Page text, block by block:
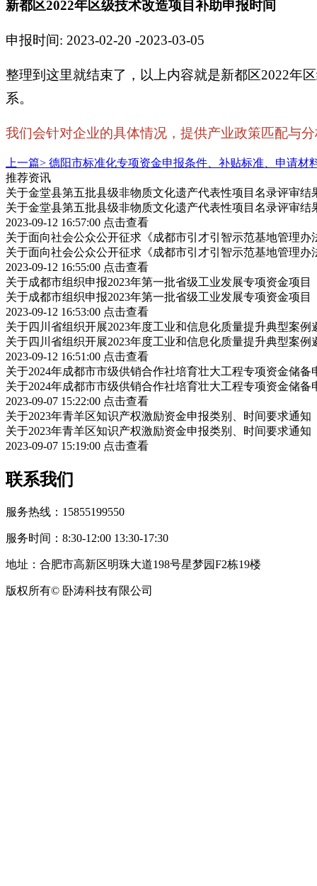
新都区2022年区级技术改造项目补助申报时间
申报时间: 2023-02-20 -2023-03-05
整理到这里就结束了，以上内容就是新都区2022年
系。
我们会针对企业的具体情况，提供产业政策匹配与
上一篇> 德阳市标准化专项资金申报条件、补贴标准、申请材
推荐资讯
关于金堂县第五批县级非物质文化遗产代表性项目名录评审结
关于金堂县第五批县级非物质文化遗产代表性项目名录评审结
2023-09-12 16:57:00 点击查看
关于面向社会公众公开征求《成都市引才引智示范基地管理办
关于面向社会公众公开征求《成都市引才引智示范基地管理办
2023-09-12 16:55:00 点击查看
关于成都市组织申报2023年第一批省级工业发展专项资金项
关于成都市组织申报2023年第一批省级工业发展专项资金项
2023-09-12 16:53:00 点击查看
关于四川省组织开展2023年度工业和信息化质量提升典型案例
关于四川省组织开展2023年度工业和信息化质量提升典型案例
2023-09-12 16:51:00 点击查看
关于2024年成都市市级供销合作社培育壮大工程专项资金储
关于2024年成都市市级供销合作社培育壮大工程专项资金储
2023-09-07 15:22:00 点击查看
关于2023年青羊区知识产权激励资金申报类别、时间要求通知
关于2023年青羊区知识产权激励资金申报类别、时间要求通知
2023-09-07 15:19:00 点击查看
联系我们
服务热线：15855199550
服务时间：8:30-12:00 13:30-17:30
地址：合肥市高新区明珠大道198号星梦园F2栋19楼
版权所有© 卧涛科技有限公司